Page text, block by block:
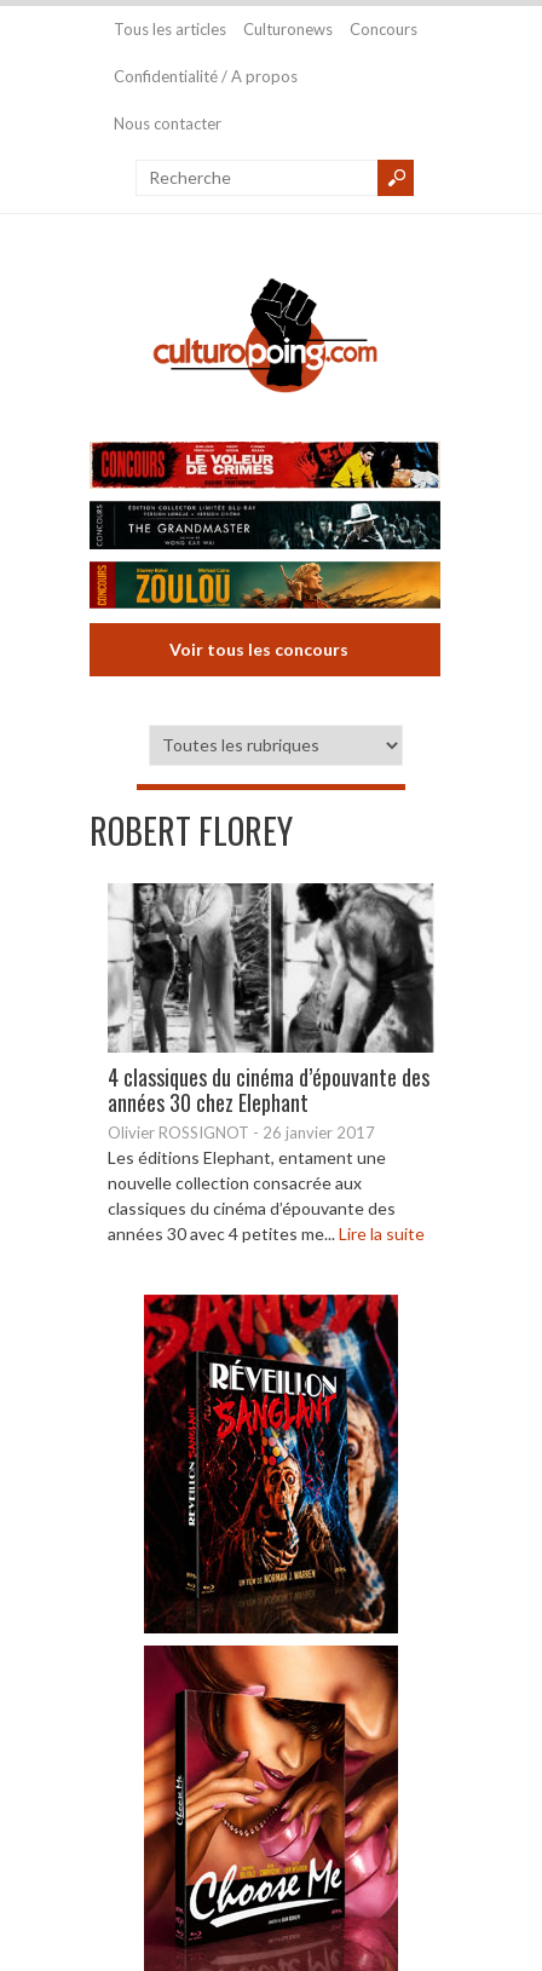
Tous les articles Culturonews Concours
Confidentialité / A propos
Nous contacter
Voir tous les concours
ROBERT FLOREY
4 classiques du cinéma d’épouvante des
années 30 chez Elephant
Olivier ROSSIGNOT - 26 janvier 2017
Les éditions Elephant, entament une
nouvelle collection consacrée aux
classiques du cinéma d’épouvante des
années 30 avec 4 petites me...Lire la suite